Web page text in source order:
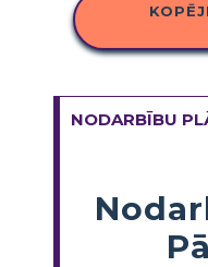
NODARBĪBU